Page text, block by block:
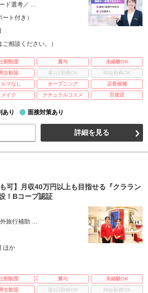
ド選考／ …
ト付き）
相談ください。）
割制度 賞与
未経験OK
女歓迎 週3日勤務OK
時短勤務OK
ルマなし オープニング
店長候補
メイク ナチュラルコスメ 百貨店
あり 面接対策あり
詳細を見る
可】月収40万円以上も目指せる『クララン
！Bコープ認証
外旅行補助 …
ほか
割制度 賞与
未経験OK
女歓迎 週3日勤務OK
時短勤務OK